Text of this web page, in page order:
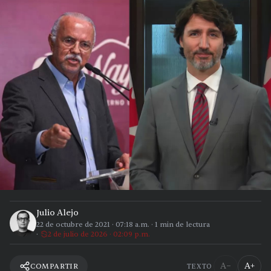
Julio Alejo
22 de octubre de 2021 · 07:18 a.m. · 1 min de lectura
2 de julio de 2026 · 02:09 p.m.
COMPARTIR TEXTO A− A+